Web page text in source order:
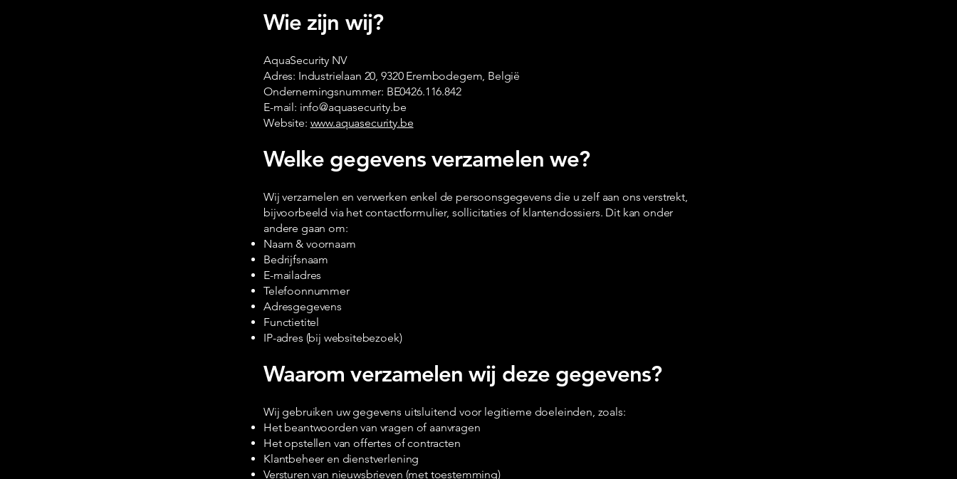
Wie zijn wij?
AquaSecurity NV
Adres: Industrielaan 20, 9320 Erembodegem, België
Ondernemingsnummer: BE0426.116.842
E-mail: info@aquasecurity.be
Website: www.aquasecurity.be
Welke gegevens verzamelen we?
Wij verzamelen en verwerken enkel de persoonsgegevens die u zelf aan ons verstrekt,
bijvoorbeeld via het contactformulier, sollicitaties of klantendossiers. Dit kan onder
andere gaan om:
Naam & voornaam
Bedrijfsnaam
E-mailadres
Telefoonnummer
Adresgegevens
Functietitel
IP-adres (bij websitebezoek)
Waarom verzamelen wij deze gegevens?
Wij gebruiken uw gegevens uitsluitend voor legitieme doeleinden, zoals:
Het beantwoorden van vragen of aanvragen
Het opstellen van offertes of contracten
Klantbeheer en dienstverlening
Versturen van nieuwsbrieven (met toestemming)